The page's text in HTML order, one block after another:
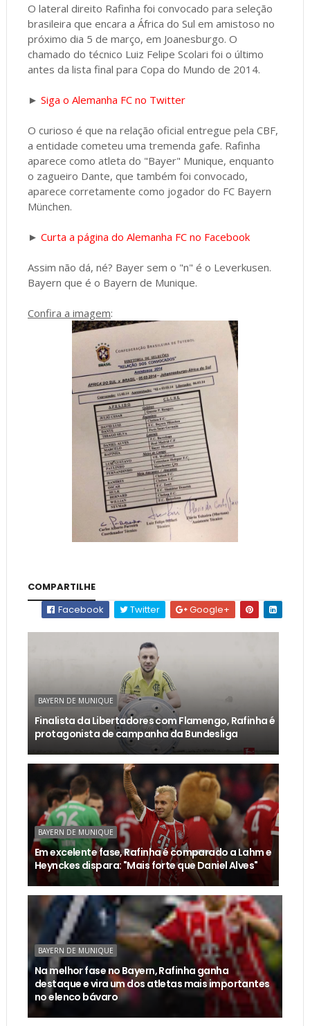
O lateral direito Rafinha foi convocado para seleção
brasileira que encara a África do Sul em amistoso no
próximo dia 5 de março, em Joanesburgo. O
chamado do técnico Luiz Felipe Scolari foi o último
antes da lista final para Copa do Mundo de 2014.
► Siga o Alemanha FC no Twitter
O curioso é que na relação oficial entregue pela CBF,
a entidade cometeu uma tremenda gafe. Rafinha
aparece como atleta do "Bayer" Munique, enquanto
o zagueiro Dante, que também foi convocado,
aparece corretamente como jogador do FC Bayern
München.
► Curta a página do Alemanha FC no Facebook
Assim não dá, né? Bayer sem o "n" é o Leverkusen.
Bayern que é o Bayern de Munique.
Confira a imagem:
COMPARTILHE
Facebook
Twitter Google+
BAYERN DE MUNIQUE
Finalista da Libertadores com Flamengo, Rafinha é
protagonista de campanha da Bundesliga
BAYERN DE MUNIQUE
Em excelente fase, Rafinha é comparado a Lahm e
Heynckes dispara: "Mais forte que Daniel Alves"
BAYERN DE MUNIQUE
Na melhor fase no Bayern, Rafinha ganha
destaque e vira um dos atletas mais importantes
no elenco bávaro